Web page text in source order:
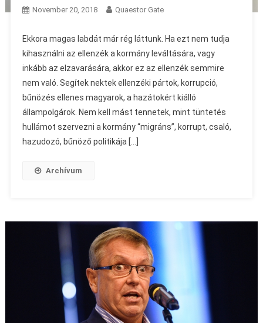
November 20, 2018 Quaestor Gate
Ekkora magas labdát már rég láttunk. Ha ezt nem tudja
kihasználni az ellenzék a kormány leváltására, vagy
inkább az elzavarására, akkor ez az ellenzék semmire
nem való. Segítek nektek ellenzéki pártok, korrupció,
bűnözés ellenes magyarok, a hazátokért kiálló
állampolgárok. Nem kell mást tennetek, mint tüntetés
hullámot szervezni a kormány “migráns”, korrupt, csaló,
hazudozó, bűnöző politikája […]
Archívum